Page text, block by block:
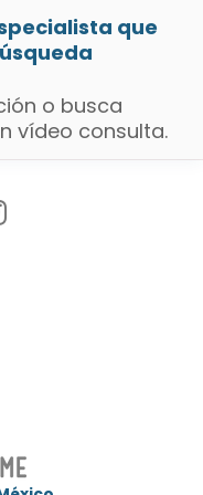
que
o busca
vídeo consulta.